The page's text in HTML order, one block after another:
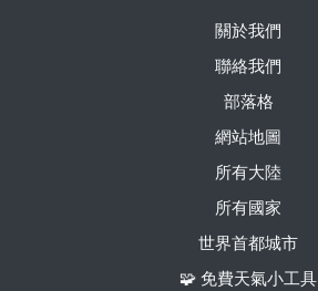
關於我們
聯絡我們
部落格
網站地圖
所有大陸
所有國家
世界首都城市
🧩 免費天氣小工具